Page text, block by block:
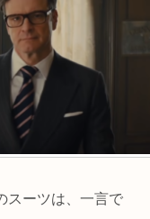
スーツは、一言で